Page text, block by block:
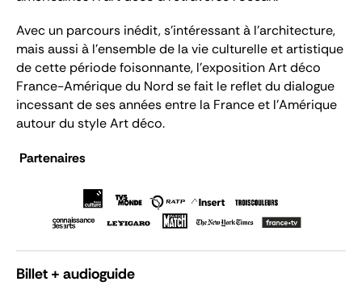
Avec un parcours inédit, s'intéressant à l'architecture,
mais aussi à l'ensemble de la vie culturelle et artistique
de cette période foisonnante, l'expositionArt déco
France-Amérique du Nord se fait le reflet du dialogue
incessant de ses années entre la France et l'Amérique
autour du style Art déco.
Partenaires
Billet + audioguide